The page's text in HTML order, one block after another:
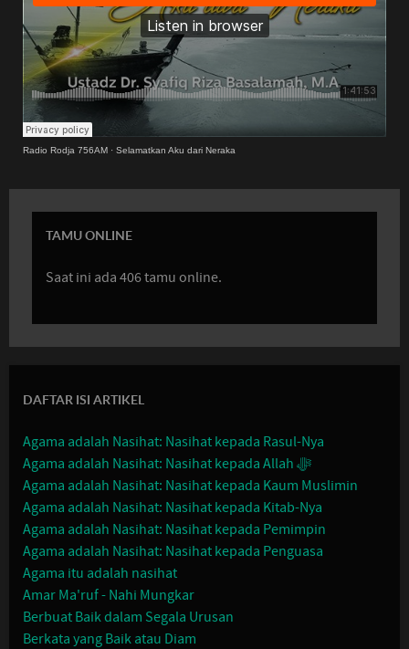
Radio Rodja 756AM · Selamatkan Aku dari Neraka
TAMU ONLINE
Saat ini ada 406 tamu online.
DAFTAR ISI ARTIKEL
Agama adalah Nasihat: Nasihat kepada Rasul-Nya
Agama adalah Nasihat: Nasihat kepada Allah ﷻ
Agama adalah Nasihat: Nasihat kepada Kaum Muslimin
Agama adalah Nasihat: Nasihat kepada Kitab-Nya
Agama adalah Nasihat: Nasihat kepada Pemimpin
Agama adalah Nasihat: Nasihat kepada Penguasa
Agama itu adalah nasihat
Amar Ma'ruf - Nahi Mungkar
Berbuat Baik dalam Segala Urusan
Berkata yang Baik atau Diam